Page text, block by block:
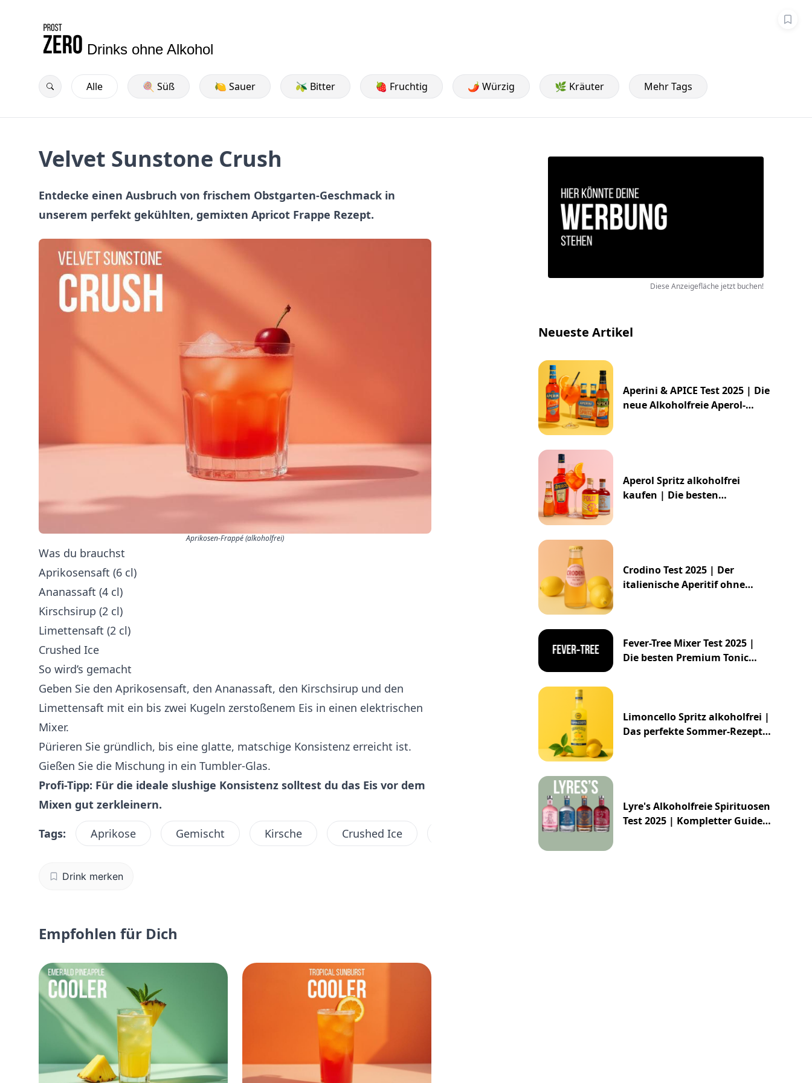
Drinks ohne Alkohol
Alle 🍭 Süß 🍋 Sauer 🫒 Bitter 🍓 Fruchtig 🌶️ Würzig 🌿 Kräuter Mehr Tags
Velvet Sunstone Crush
Entdecke einen Ausbruch von frischem Obstgarten-Geschmack in
unserem perfekt gekühlten, gemixten Apricot Frappe Rezept.
Aprikosen-Frappé (alkoholfrei)
Was du brauchst
Aprikosensaft (6 cl)
Ananassaft (4 cl)
Kirschsirup (2 cl)
Limettensaft (2 cl)
Crushed Ice
So wird’s gemacht
Geben Sie den Aprikosensaft, den Ananassaft, den Kirschsirup und den
Limettensaft mit ein bis zwei Kugeln zerstoßenem Eis in einen elektrischen
Mixer.
Pürieren Sie gründlich, bis eine glatte, matschige Konsistenz erreicht ist.
Gießen Sie die Mischung in ein Tumbler-Glas.
Profi-Tipp: Für die ideale slushige Konsistenz solltest du das Eis vor dem
Mixen gut zerkleinern.
Tags:
Aprikose Gemischt Kirsche Crushed Ice Fruchtig Glutenfrei
Drink merken
Empfohlen für Dich
Diese Anzeigefläche jetzt buchen!
Neueste Artikel
Aperini & APICE Test 2025 | Die
neue Alkoholfreie Aperol-
Aperol Spritz alkoholfrei
kaufen | Die besten
Crodino Test 2025 | Der
italienische Aperitif ohne
Fever-Tree Mixer Test 2025 |
Die besten Premium Tonic
Limoncello Spritz alkoholfrei |
Das perfekte Sommer-Rezept
Lyre's Alkoholfreie Spirituosen
Test 2025 | Kompletter Guide